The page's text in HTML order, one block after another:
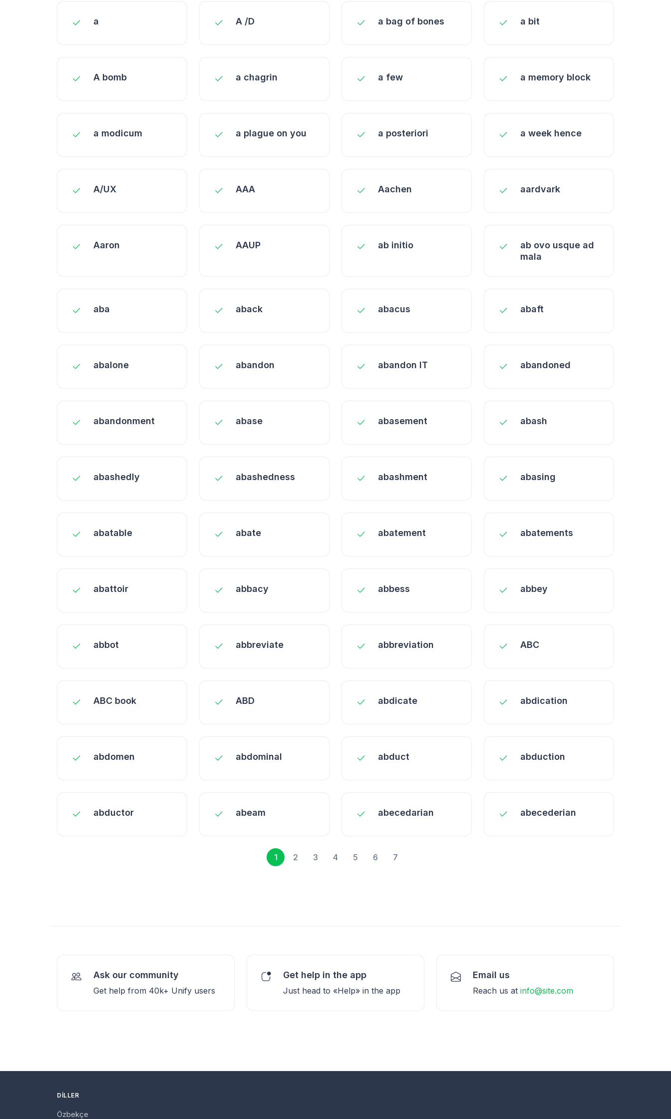
a A /D a bag of bones a bit
A bomb a chagrin a few a memory block
a modicum a plague on you a posteriori a week hence
A/UX AAA Aachen aardvark
Aaron AAUP ab initio
ab ovo usque ad
mala
aba aback abacus abaft
abalone abandon abandon IT abandoned
abandonment abase abasement abash
abashedly abashedness abashment abasing
abatable abate abatement abatements
abattoir abbacy abbess abbey
abbot abbreviate abbreviation ABC
ABC book ABD abdicate abdication
abdomen abdominal abduct abduction
abductor abeam abecedarian abecederian
1 2 3 4 5 6 7
Ask our community
Get help from 40k+ Unify users
Get help in the app
Just head to «Help» in the app
Email us
Reach us at info@site.com
DILLER
Özbekçe